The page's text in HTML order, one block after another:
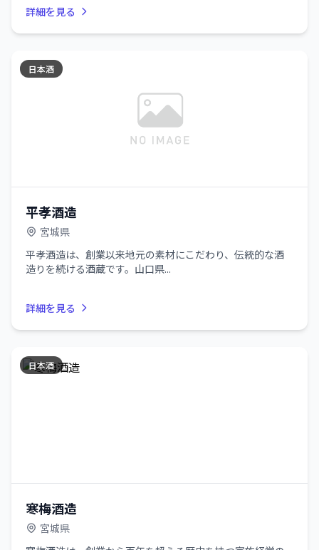
詳細を見る
日本酒
平孝酒造
宮城県
平孝酒造は、創業以来地元の素材にこだわり、伝統的な酒
造りを続ける酒蔵です。山口県...
詳細を見る
日本酒
寒梅酒造
宮城県